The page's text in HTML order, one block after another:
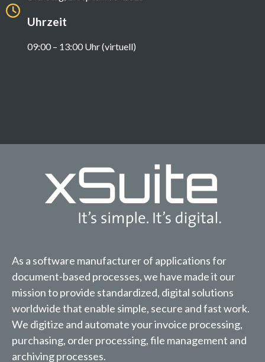
Uhrzeit
09:00 – 13:00 Uhr (virtuell)
As a software manufacturer of applications for
document-based processes, we have made it our
mission to provide standardized, digital solutions
worldwide that enable simple, secure and fast work.
We digitize and automate your invoice processing,
purchasing, order processing, file management and
archiving processes.